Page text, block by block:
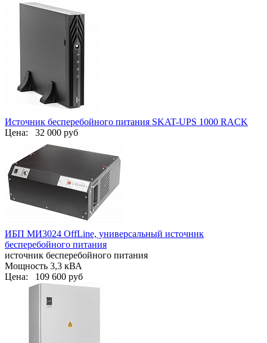
Источник бесперебойного питания SKAT-UPS 1000 RACK
Цена: 32 000 руб
ИБП МИ3024 OffLine, универсальный источник
бесперебойного питания
источник бесперебойного питания
Мощность 3,3 кВА
Цена: 109 600 руб